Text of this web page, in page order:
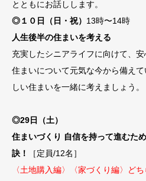
とともにお話しします。
◎１０日（日・祝） 13時〜14時
人生後半の住まいを考える
充実したシニアライフに向けて、
住まいについて元気な今から備え
しい住まいを一緒に考えましょう。
◎29日（土）
住まいづくり 自信を持って進むた
訣！
［定員/12名］
〈土地購入編〉〈家づくり編〉ど